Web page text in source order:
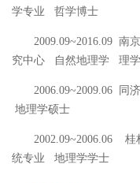
学专业
哲学博士
2009.09~2016.09 南
究中心
自然地理学 理
2006.09~2009.06 同
地理学硕士
2002.09~2006.06 桂
统专业
地理学学士